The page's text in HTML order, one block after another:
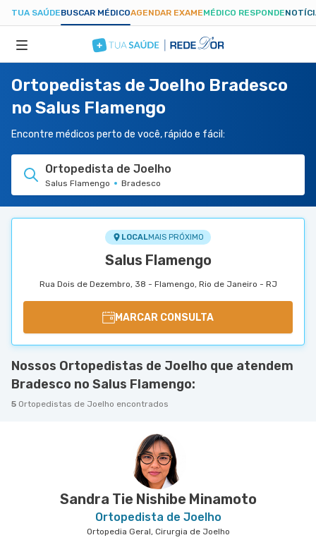
TUA SAÚDEBUSCAR MÉDICOAGENDAR EXAMEMÉDICO RESPONDE
ESPECIALIDADES
HOSPITAIS
TUASAUDE.COM
Ortopedistas de Joelho Bradesco
no Salus Flamengo
Encontre médicos perto de você, rápido e fácil:
Ortopedista de Joelho
Salus Flamengo Bradesco
LOCALMAIS PRÓXIMO
Salus Flamengo
Rua Dois de Dezembro, 38 - Flamengo, Rio de Janeiro - RJ
MARCAR CONSULTA
Nossos Ortopedistas de Joelho que atendem
Bradesco no Salus Flamengo:
5 Ortopedistas de Joelho encontrados
Sandra Tie Nishibe Minamoto
Ortopedista de Joelho
Ortopedia Geral, Cirurgia de Joelho